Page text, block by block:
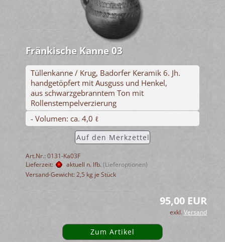
Fränkische Kanne 03
Tüllenkanne / Krug, Badorfer Keramik 6. Jh.
handgetöpfert mit Ausguss und Henkel,
aus schwarzgebranntem Ton mit
Rollenstempelverzierung
- Volumen: ca. 4,0 ℓ
Auf den Merkzettel
Art.Nr.: 0131-Ka03F
Lieferzeit:
aktuell n. lfb.(Lieferoptionen)
Versand-Gewicht:2,5 kg je Stück
95,00 EUR
exkl.Versand
Zum Artikel